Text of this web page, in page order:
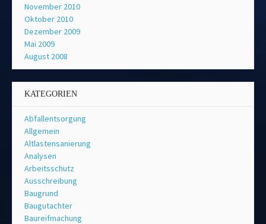
November 2010
Oktober 2010
Dezember 2009
Mai 2009
August 2008
KATEGORIEN
Abfallentsorgung
Allgemein
Altlastensanierung
Analysen
Arbeitsschutz
Ausschreibung
Baugrund
Baugutachter
Baureifmachung